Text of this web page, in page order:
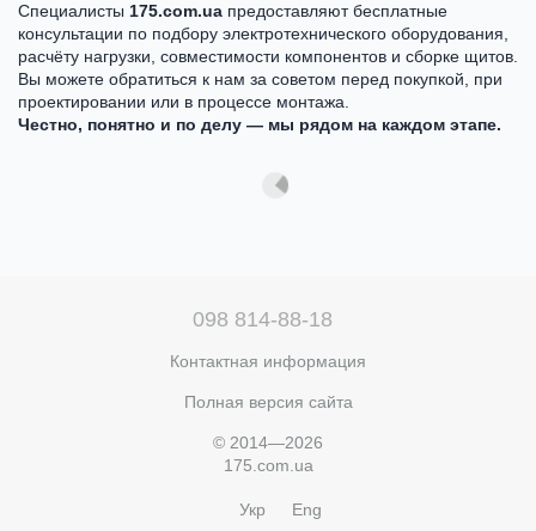
Специалисты 175.com.ua предоставляют бесплатные
консультации по подбору электротехнического оборудования,
расчёту нагрузки, совместимости компонентов и сборке щитов.
Вы можете обратиться к нам за советом перед покупкой, при
проектировании или в процессе монтажа.
Честно, понятно и по делу — мы рядом на каждом этапе.
098 814-88-18
Контактная информация
Полная версия сайта
© 2014—2026
175.com.ua
Укр Eng